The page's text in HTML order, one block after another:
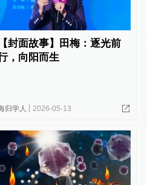
【封面故事】田梅：逐光前
，向阳而生
归学人 2026-05-13